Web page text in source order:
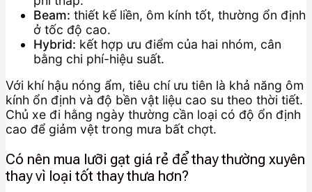
Beam: thiết kế liền, ôm kính tốt, thường ổn định
ở tốc độ cao.
Hybrid: kết hợp ưu điểm của hai nhóm, cân
bằng chi phí-hiệu suất.
Với khí hậu nóng ẩm, tiêu chí ưu tiên là khả năng ôm
kính ổn định và độ bền vật liệu cao su theo thời tiết.
Chủ xe đi hằng ngày thường cần loại có độ ổn định
cao để giảm vệt trong mưa bất chợt.
Có nên mua lưỡi gạt giá rẻ để thay thường xuyên
thay vì loại tốt thay thưa hơn?